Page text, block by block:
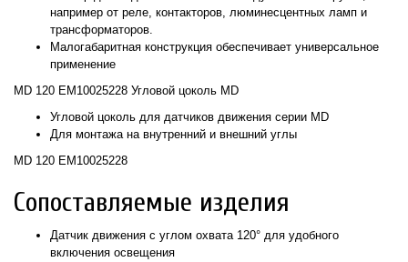
например от реле, контакторов, люминесцентных ламп и
трансформаторов.
Малогабаритная конструкция обеспечивает универсальное
применение
MD 120 EM10025228 Угловой цоколь MD
Угловой цоколь для датчиков движения серии MD
Для монтажа на внутренний и внешний углы
MD 120 EM10025228
Сопоставляемые изделия
Датчик движения с углом охвата 120° для удобного
включения освещения